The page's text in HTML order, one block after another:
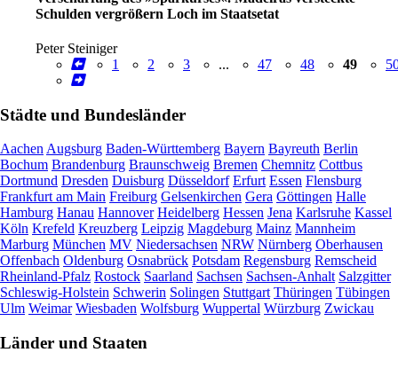
Schulden vergrößern Loch im Staatsetat
Peter Steiniger
1
2 3 ... 47 48 49
Städte und Bundesländer
Aachen Augsburg Baden-Württemberg Bayern Bayreuth Berlin
Bochum Brandenburg Braunschweig Bremen Chemnitz Cottbus
Dortmund Dresden Duisburg Düsseldorf Erfurt Essen Flensburg
Frankfurt am Main Freiburg Gelsenkirchen Gera Göttingen Halle
Hamburg Hanau Hannover Heidelberg Hessen Jena Karlsruhe Kassel
Köln Krefeld Kreuzberg Leipzig Magdeburg Mainz Mannheim
Marburg München MV Niedersachsen NRW Nürnberg Oberhausen
Offenbach Oldenburg Osnabrück Potsdam Regensburg Remscheid
Rheinland-Pfalz Rostock Saarland Sachsen Sachsen-Anhalt Salzgitter
Schleswig-Holstein Schwerin Solingen Stuttgart Thüringen Tübingen
Ulm Weimar Wiesbaden Wolfsburg Wuppertal Würzburg Zwickau
Länder und Staaten